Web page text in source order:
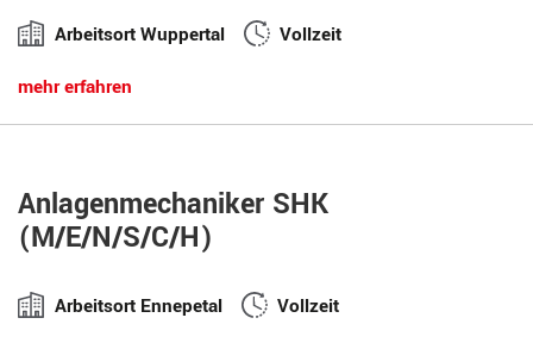
Arbeitsort Wuppertal
Vollzeit
mehr erfahren
Anlagenmechaniker SHK
(M/E/N/S/C/H)
Arbeitsort Ennepetal
Vollzeit